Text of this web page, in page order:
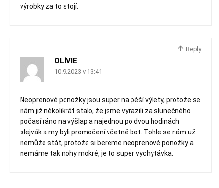
výrobky za to stojí.
Reply
OLÍVIE
10.9.2023 v 13:41
Neoprenové ponožky jsou super na pěší výlety, protože se
nám již několikrát stalo, že jsme vyrazili za slunečného
počasí ráno na výšlap a najednou po dvou hodinách
slejvák a my byli promočení včetně bot. Tohle se nám už
nemůže stát, protože si bereme neoprenové ponožky a
nemáme tak nohy mokré, je to super vychytávka.